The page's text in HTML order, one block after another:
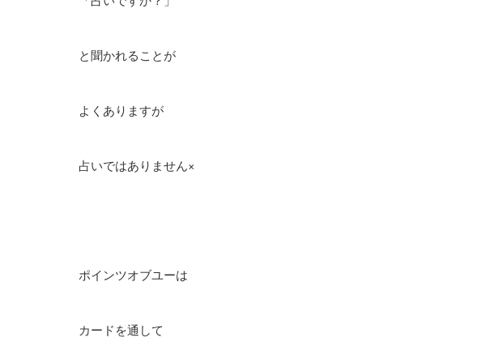
と聞かれることが
よくありますが
占いではありません×
ポインツオブユーは
カードを通して